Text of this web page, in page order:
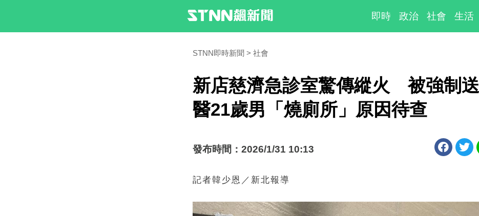
即時 政治 社會 生活
STNN即時新聞 社會
新店慈濟急診室驚傳縱火 被強制送
醫21歲男「燒廁所」原因待查
發布時間：2026/1/31 10:13
記者韓少恩／新北報導